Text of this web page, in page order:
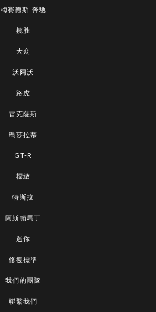
梅賽德斯-奔馳
揽胜
大众
沃爾沃
路虎
雷克薩斯
瑪莎拉蒂
GT-R
標緻
特斯拉
阿斯頓馬丁
迷你
修復標準
我們的團隊
聯繫我們